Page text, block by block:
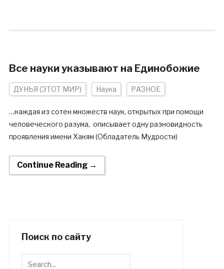
Все науки указывают на Единобожие
ДУНЬЯ (ЭТОТ МИР) Наука РАЗНОЕ
…каждая из сотен множеств наук, открытых при помощи
человеческого разума, описывает одну разновидность
проявления имени Хакям (Обладатель Мудрости)
Continue Reading →
Поиск по сайту